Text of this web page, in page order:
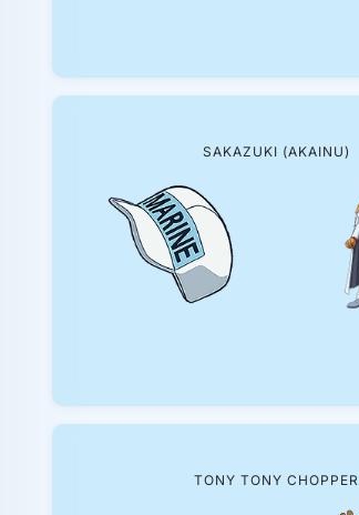
SAKAZUKI (AKAINU)
TONY TONY CHOPPER